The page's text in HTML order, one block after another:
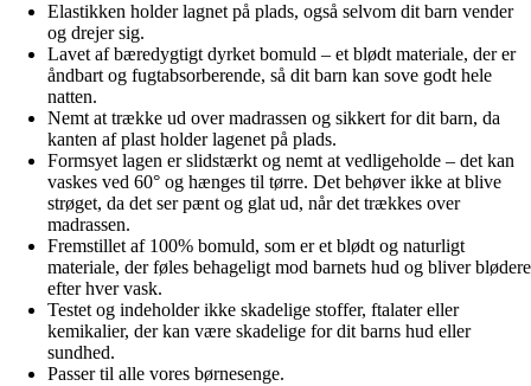
Elastikken holder lagnet på plads, også selvom dit barn vender
og drejer sig.
Lavet af bæredygtigt dyrket bomuld – et blødt materiale, der er
åndbart og fugtabsorberende, så dit barn kan sove godt hele
natten.
Nemt at trække ud over madrassen og sikkert for dit barn, da
kanten af plast holder lagenet på plads.
Formsyet lagen er slidstærkt og nemt at vedligeholde – det kan
vaskes ved 60° og hænges til tørre. Det behøver ikke at blive
strøget, da det ser pænt og glat ud, når det trækkes over
madrassen.
Fremstillet af 100% bomuld, som er et blødt og naturligt
materiale, der føles behageligt mod barnets hud og bliver blødere
efter hver vask.
Testet og indeholder ikke skadelige stoffer, ftalater eller
kemikalier, der kan være skadelige for dit barns hud eller
sundhed.
Passer til alle vores børnesenge.